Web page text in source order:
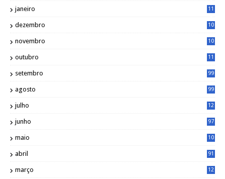
janeiro
11
dezembro
10
novembro
10
outubro
11
setembro 99
agosto 99
julho
12
junho 97
maio
10
abril 91
março
12